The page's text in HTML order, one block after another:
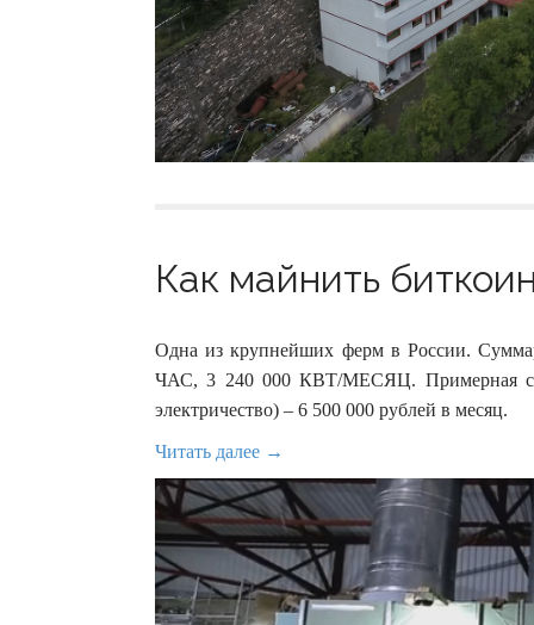
Как майнить
Одна из крупнейших ферм в России.
ЧАС, 3 240 000 КВТ/МЕСЯЦ. Примерная
электричество) – 6 500 000 рублей в месяц.
Читать далее →